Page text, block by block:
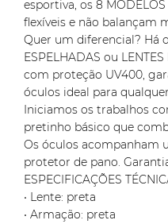
esportiva, os 8
flexíveis e não balançam
Quer um diferencial? Há
ESPELHADAS ou
com proteção UV400,
óculos ideal para
Iniciamos os trabalhos
pretinho básico que
Os óculos acompanham
protetor de pano.
ESPECIFICAÇÕES
• Lente: preta
• Armação: preta